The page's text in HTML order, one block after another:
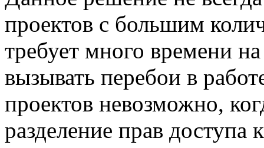
проектов с большим
требует много времени
вызывать перебои в
проектов невозможно,
разделение прав